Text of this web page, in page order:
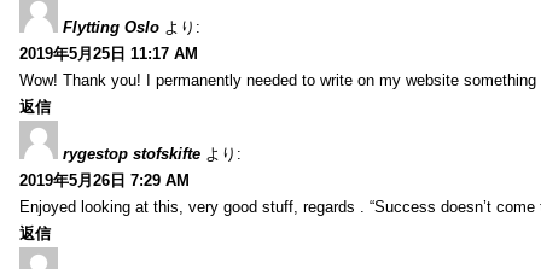
Flytting Oslo より:
2019年5月25日 11:17 AM
Wow! Thank you! I permanently needed to write on my website
返信
rygestop stofskifte より:
2019年5月26日 7:29 AM
Enjoyed looking at this, very good stuff, regards . “Success doesn’t
返信